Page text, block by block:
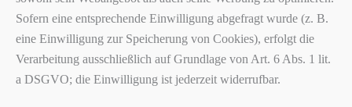
Sofern eine entsprechende Einwilligung abgefragt wurde (z. B.
eine Einwilligung zur Speicherung von Cookies), erfolgt die
Verarbeitung ausschließlich auf Grundlage von Art. 6 Abs. 1 lit.
a DSGVO; die Einwilligung ist jederzeit widerrufbar.